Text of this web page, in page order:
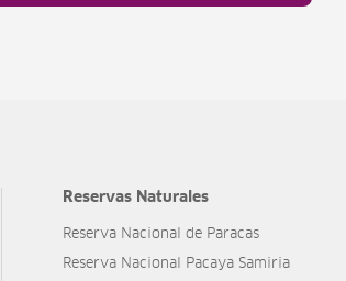
Reservas Naturales
Reserva Nacional de Paracas
Reserva Nacional Pacaya Samiria